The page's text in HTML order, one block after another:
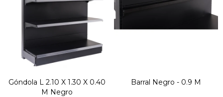
Góndola L 2.10 X 1.30 X 0.40
M Negro
Barral Negro - 0.9 M